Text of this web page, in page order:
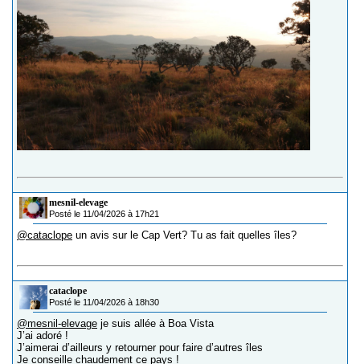
mesnil-elevage
Posté le 11/04/2026 à 17h21
@cataclope un avis sur le Cap Vert? Tu as fait quelles îles?
cataclope
Posté le 11/04/2026 à 18h30
@mesnil-elevage je suis allée à Boa Vista
J’ai adoré !
J’aimerai d’ailleurs y retourner pour faire d’autres îles
Je conseille chaudement ce pays !